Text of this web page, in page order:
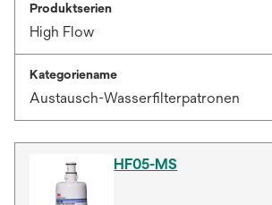
Produktserien
High Flow
Kategoriename
Austausch-Wasserfilterpatronen
HF05-MS